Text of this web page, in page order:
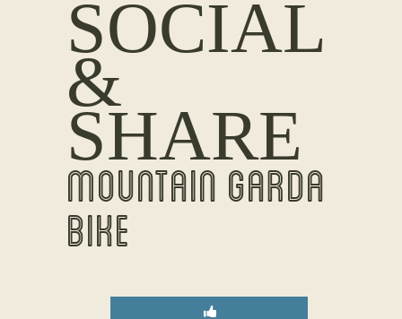
SOCIAL
&
SHARE
MOUNTAIN GARDA
BIKE